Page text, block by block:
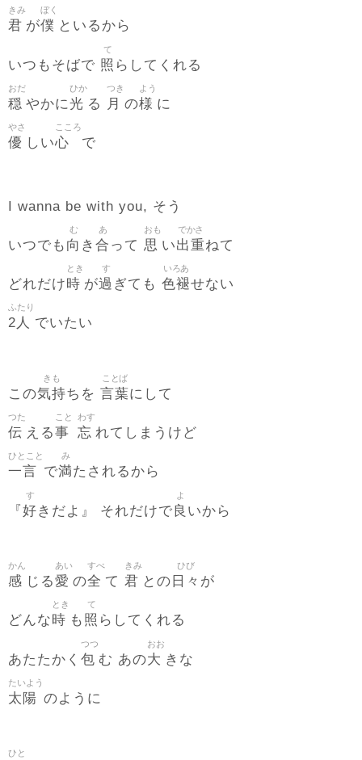
君
きみ
が僕
ぼく
といるから
いつもそばで 照
て
らしてくれる
穏
おだ
やかに光
ひか
る 月
つき
の様
よう
に
優
やさ
しい心
こころ
で
I wanna be with you, そう
いつでも 向
む
き 合
あ
って 思
おも
い出重
でかさ
ねて
どれだけ時
とき
が過
す
ぎても 色褪
いろあ
せない
2人
ふたり
でいたい
この気持
きも
ちを 言葉
ことば
にして
伝
つた
える事
こと
忘
わす
れてしまうけど
一言
ひとこと
で満
み
たされるから
『好
す
きだよ』 それだけで良
よ
いから
感
かん
じる愛
あい
の全
すべ
て 君
きみ
との 日々
ひび
が
どんな時
とき
も 照
て
らしてくれる
あたたかく 包
つつ
む あの大
おお
きな
太陽
たいよう
のように
ひと